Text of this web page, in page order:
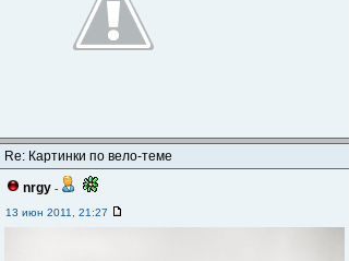
Re: Картинки по вело-теме
nrgy -
13 июн 2011, 21:27